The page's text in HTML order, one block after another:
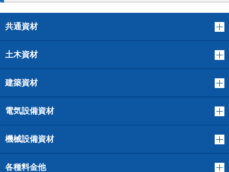
共通資材
土木資材
建築資材
電気設備資材
機械設備資材
各種料金他